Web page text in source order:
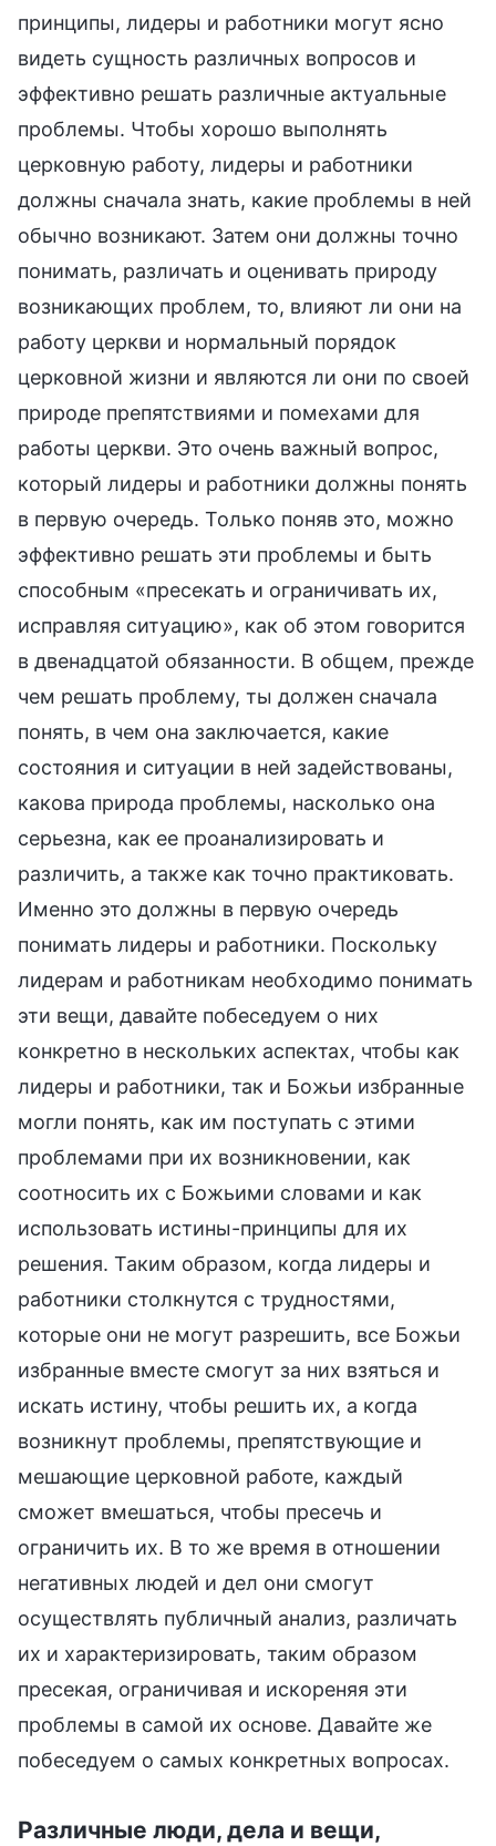
принципы, лидеры и работники могут ясно
видеть сущность различных вопросов и
эффективно решать различные актуальные
проблемы. Чтобы хорошо выполнять
церковную работу, лидеры и работники
должны сначала знать, какие проблемы в ней
обычно возникают. Затем они должны точно
понимать, различать и оценивать природу
возникающих проблем, то, влияют ли они на
работу церкви и нормальный порядок
церковной жизни и являются ли они по своей
природе препятствиями и помехами для
работы церкви. Это очень важный вопрос,
который лидеры и работники должны понять
в первую очередь. Только поняв это, можно
эффективно решать эти проблемы и быть
способным «пресекать и ограничивать их,
исправляя ситуацию», как об этом говорится
в двенадцатой обязанности. В общем, прежде
чем решать проблему, ты должен сначала
понять, в чем она заключается, какие
состояния и ситуации в ней задействованы,
какова природа проблемы, насколько она
серьезна, как ее проанализировать и
различить, а также как точно практиковать.
Именно это должны в первую очередь
понимать лидеры и работники. Поскольку
лидерам и работникам необходимо понимать
эти вещи, давайте побеседуем о них
конкретно в нескольких аспектах, чтобы как
лидеры и работники, так и Божьи избранные
могли понять, как им поступать с этими
проблемами при их возникновении, как
соотносить их с Божьими словами и как
использовать истины-принципы для их
решения. Таким образом, когда лидеры и
работники столкнутся с трудностями,
которые они не могут разрешить, все Божьи
избранные вместе смогут за них взяться и
искать истину, чтобы решить их, а когда
возникнут проблемы, препятствующие и
мешающие церковной работе, каждый
сможет вмешаться, чтобы пресечь и
ограничить их. В то же время в отношении
негативных людей и дел они смогут
осуществлять публичный анализ, различать
их и характеризировать, таким образом
пресекая, ограничивая и искореняя эти
проблемы в самой их основе. Давайте же
побеседуем о самых конкретных вопросах.
Различные люди, дела и вещи,